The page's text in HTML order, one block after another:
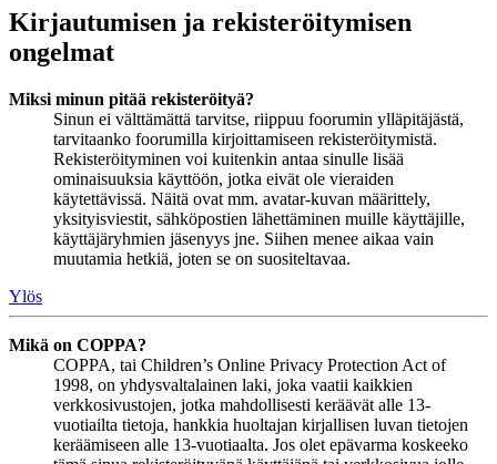
Kirjautumisen ja rekisteröitymisen
ongelmat
Miksi minun pitää rekisteröityä?
Sinun ei välttämättä tarvitse, riippuu foorumin ylläpitäjästä,
tarvitaanko foorumilla kirjoittamiseen rekisteröitymistä.
Rekisteröityminen voi kuitenkin antaa sinulle lisää
ominaisuuksia käyttöön, jotka eivät ole vieraiden
käytettävissä. Näitä ovat mm. avatar-kuvan määrittely,
yksityisviestit, sähköpostien lähettäminen muille käyttäjille,
käyttäjäryhmien jäsenyys jne. Siihen menee aikaa vain
muutamia hetkiä, joten se on suositeltavaa.
Ylös
Mikä on COPPA?
COPPA, tai Children’s Online Privacy Protection Act of
1998, on yhdysvaltalainen laki, joka vaatii kaikkien
verkkosivustojen, jotka mahdollisesti keräävät alle 13-
vuotiailta tietoja, hankkia huoltajan kirjallisen luvan tietojen
keräämiseen alle 13-vuotiaalta. Jos olet epävarma koskeeko